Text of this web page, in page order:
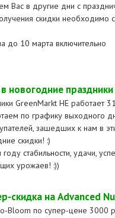
Вас в другие дни с
скидки необходимо
до 10 марта включительно
новогодние
GreenMarkt НЕ работает
по графику выходного
зашедших к нам в
скидки! :)
стабильности, удачи,
урожаев! :))
скидка на Advanced
Bloom по супер-цене 3000